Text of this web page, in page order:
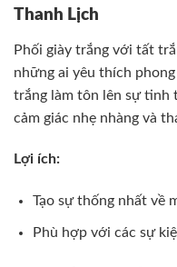
Thanh Lịch
Phối giày trắng với tất
những ai yêu thích
trắng làm tôn lên sự tinh
cảm giác nhẹ nhàng và
Lợi ích:
Tạo sự thống nhất về
Phù hợp với các sự